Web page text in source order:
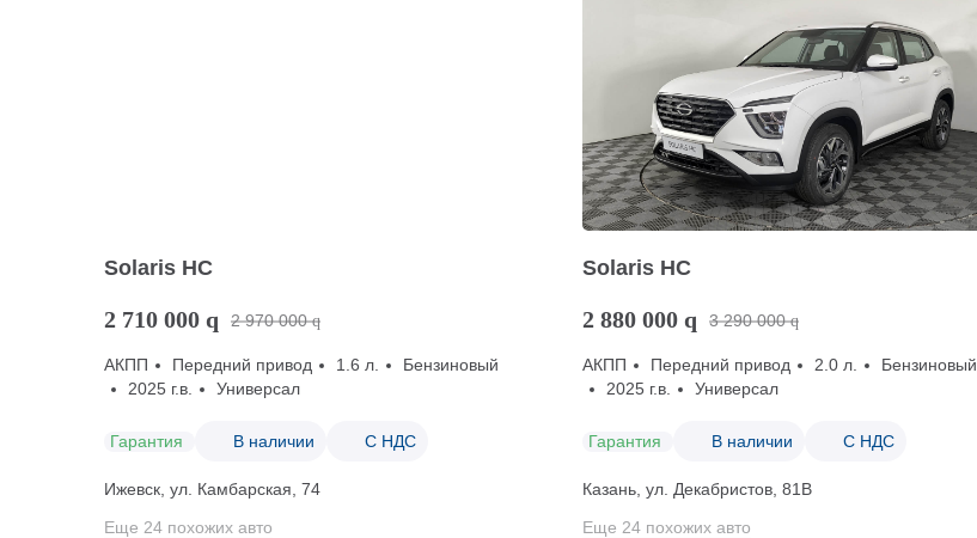
Solaris HC
2 710 000 q 2 970 000 q
АКПП Передний привод 1.6 л.
Бензиновый
2025 г.в.
Универсал
Гарантия В наличии С НДС
Ижевск, ул. Камбарская, 74
Еще 24 похожих авто
Solaris HC
2 880 000 q 3 290 000 q
АКПП Передний привод 2.0 л.
Бензиновый
2025 г.в.
Универсал
Гарантия В наличии С НДС
Казань, ул. Декабристов, 81В
Еще 24 похожих авто